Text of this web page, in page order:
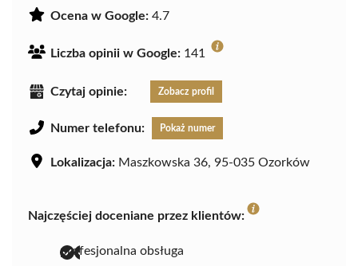
Ocena w Google: 4.7
Liczba opinii w Google: 141
Czytaj opinie: Zobacz profil
Numer telefonu: Pokaż numer
Lokalizacja: Maszkowska 36, 95-035 Ozorków
Najczęściej doceniane przez klientów:
profesjonalna obsługa